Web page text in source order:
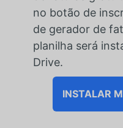
no botão de
de gerador de
planilha será
Drive.
INSTALAR